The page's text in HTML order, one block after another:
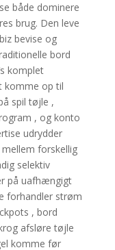
både dominere
brug. Den leve
bevise og
bord
komplet
komme op til
spil tøjle ,
, og konto
udrydder
forskellig
selektiv
på uafhængigt
forhandler strøm
, bord
afsløre tøjle
komme før